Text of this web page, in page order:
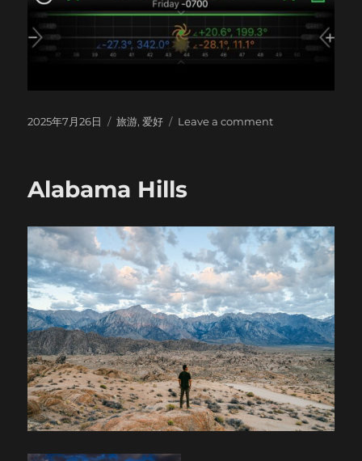
Posted
2025年7月26日 Categories
旅游,爱好 Leave a commenton
Alabama Hills